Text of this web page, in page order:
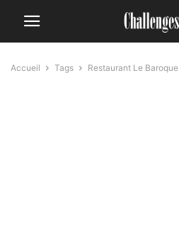
Accueil Tags Restaurant Le Baroque